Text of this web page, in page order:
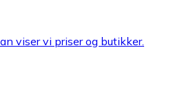
viser vi priser og butikker.